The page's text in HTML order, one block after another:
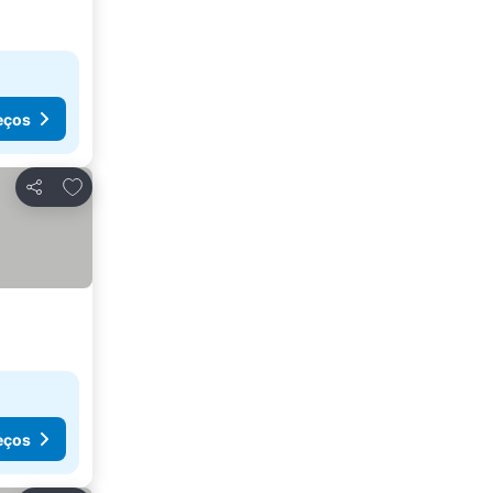
Partilhar
Adicionar aos favoritos